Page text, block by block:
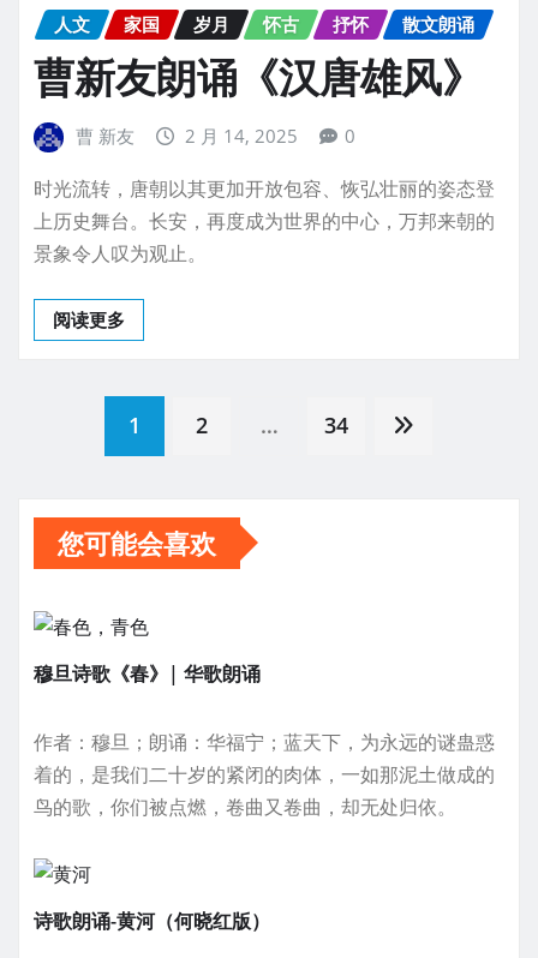
人文 家国 岁月 怀古 抒怀 散文朗诵
曹新友朗诵《汉唐雄风》
曹 新友 2 月 14, 2025 0
时光流转，唐朝以其更加开放包容、恢弘壮丽的姿态登
上历史舞台。长安，再度成为世界的中心，万邦来朝的
景象令人叹为观止。
阅读更多
章
分
页
1 2 … 34
您可能会喜欢
穆旦诗歌《春》| 华歌朗诵
作者：穆旦；朗诵：华福宁；蓝天下，为永远的谜蛊惑
着的，是我们二十岁的紧闭的肉体，一如那泥土做成的
鸟的歌，你们被点燃，卷曲又卷曲，却无处归依。
诗歌朗诵-黄河（何晓红版）